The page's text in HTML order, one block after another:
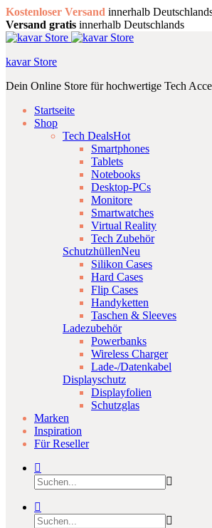
Kostenloser Versand innerhalb
Versand gratis innerhalb Deutschlands
kavar Store
Dein Online Store für hochwertige Tech
Startseite
Shop
Tech DealsHot
Smartphones
Tablets
Notebooks
Desktop-PCs
Monitore
Smartwatches
Virtual Reality
Tech Zubehör
SchutzhüllenNeu
Silikon Cases
Hard Cases
Flip Cases
Handyketten
Taschen & Sleeves
Ladezubehör
Powerbanks
Wireless Charger
Lade-/Datenkabel
Displayschutz
Displayfolien
Schutzglas
Marken
Inspiration
Für Reseller